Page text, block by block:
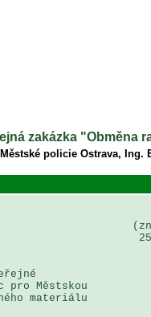
zakázka "Obměna
policie Ostrava,
(zn.
25
pro Městskou
materiálu